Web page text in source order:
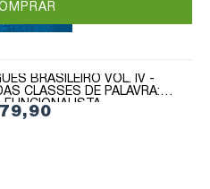
BRASILEIRO VOL. IV -
CLASSES DE PALAVRA:
FUNCIONALISTA